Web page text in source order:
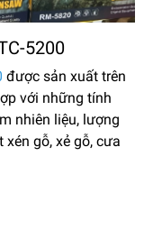
5200
được sản xuất trên
với những tính
nhiên liệu, lượng
gỗ, xẻ gỗ, cưa